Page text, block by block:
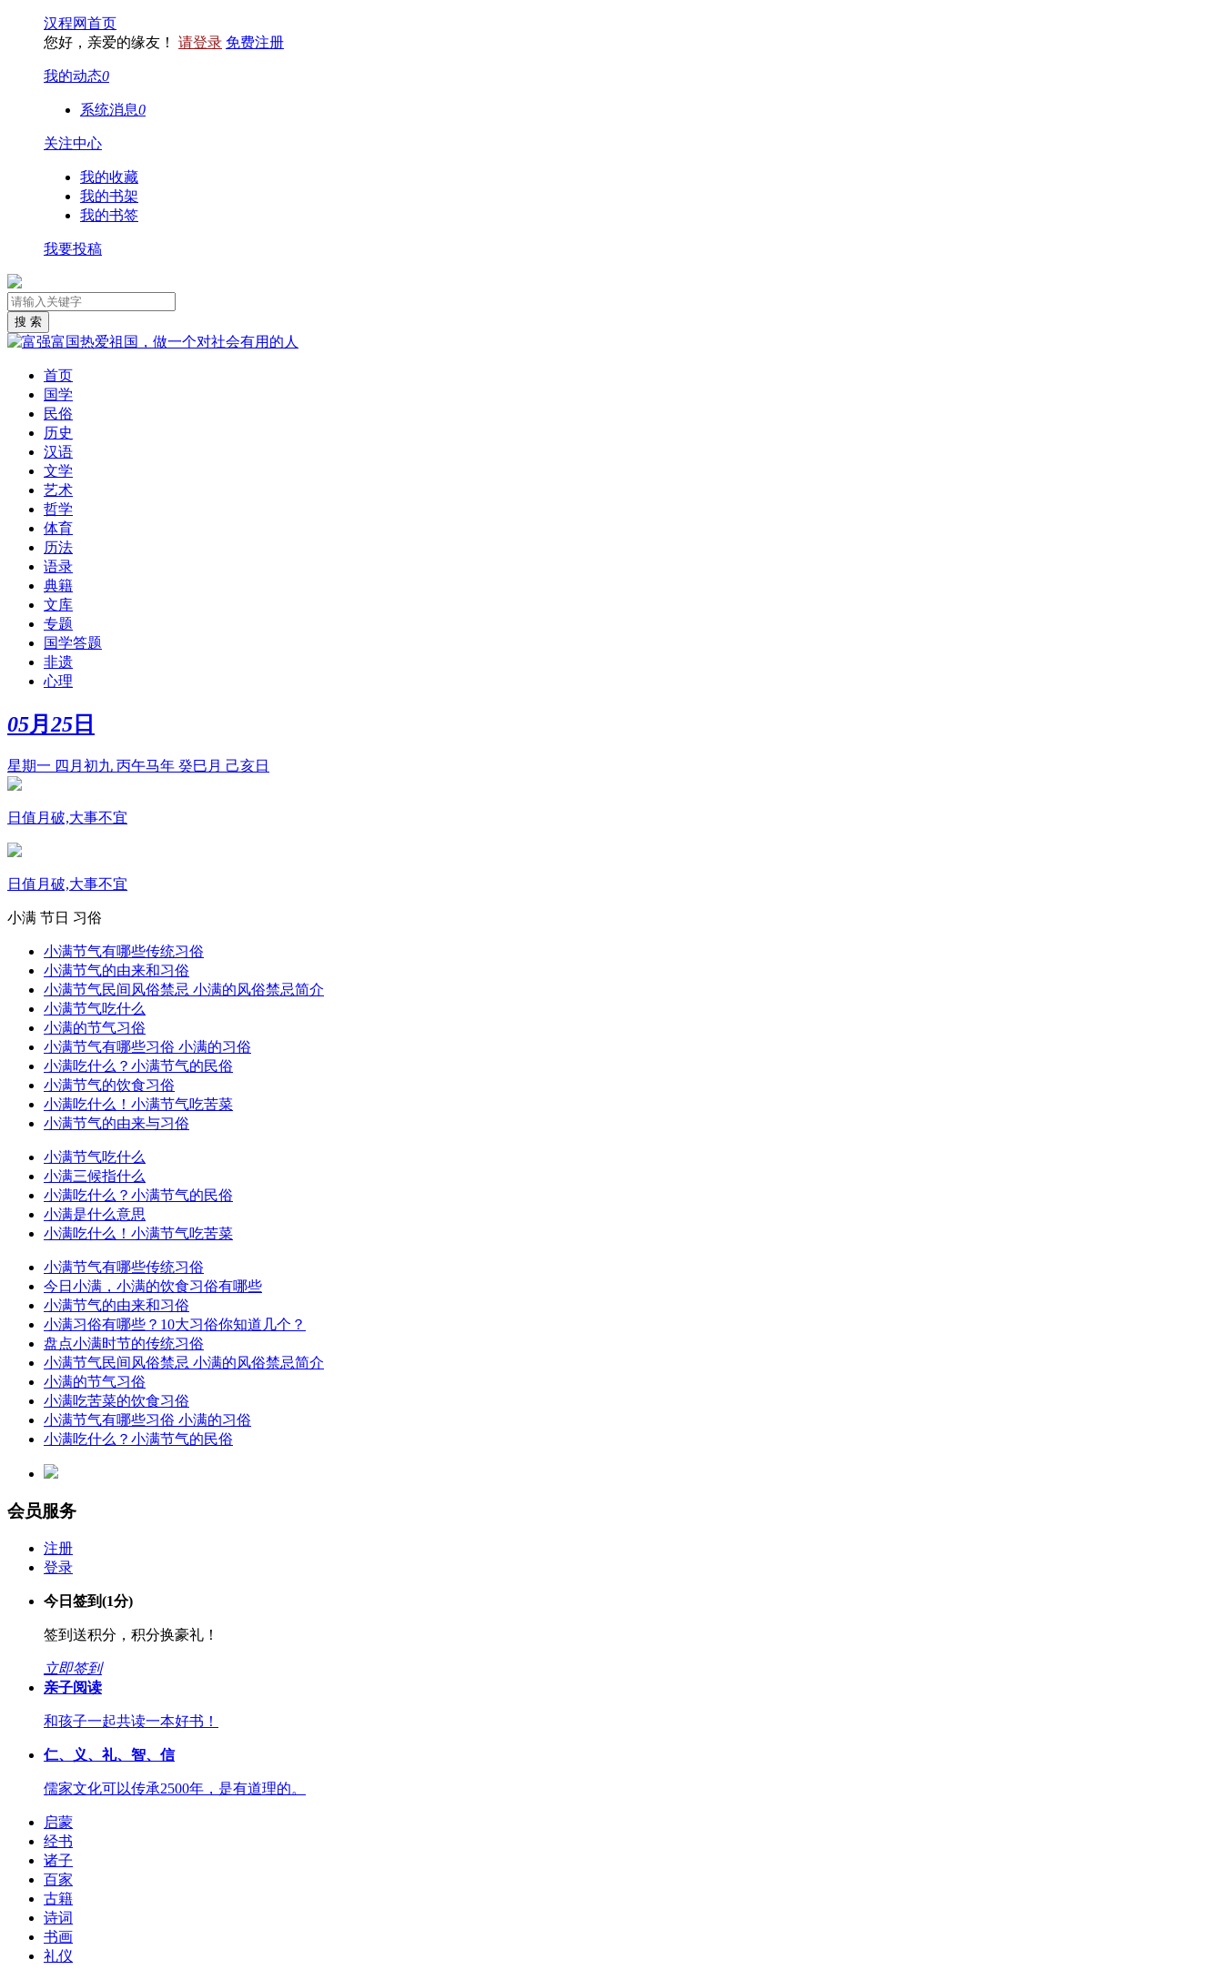
汉程网首页
您好，亲爱的缘友！ 请登录 免费注册
我的动态0
系统消息0
关注中心
我的收藏
我的书架
我的书签
我要投稿
首页
国学
民俗
历史
汉语
文学
艺术
哲学
体育
历法
语录
典籍
文库
专题
国学答题
非遗
心理
05月 25 日
星期一 四月初九 丙午马年 癸巳月 己亥日
日值月破,大事不宜
日值月破,大事不宜
小满 节日 习俗
小满节气有哪些传统习俗
小满节气的由来和习俗
小满节气民间风俗禁忌 小满的风俗禁忌简介
小满节气吃什么
小满的节气习俗
小满节气有哪些习俗 小满的习俗
小满吃什么？小满节气的民俗
小满节气的饮食习俗
小满吃什么！小满节气吃苦菜
小满节气的由来与习俗
小满节气吃什么
小满三候指什么
小满吃什么？小满节气的民俗
小满是什么意思
小满吃什么！小满节气吃苦菜
小满节气有哪些传统习俗
今日小满，小满的饮食习俗有哪些
小满节气的由来和习俗
小满习俗有哪些？10大习俗你知道几个？
盘点小满时节的传统习俗
小满节气民间风俗禁忌 小满的风俗禁忌简介
小满的节气习俗
小满吃苦菜的饮食习俗
小满节气有哪些习俗 小满的习俗
小满吃什么？小满节气的民俗
会员服务
注册
登录
今日签到(1分)
签到送积分，积分换豪礼！
立即签到
亲子阅读
和孩子一起共读一本好书！
仁、义、礼、智、信
儒家文化可以传承2500年，是有道理的。
启蒙
经书
诸子
百家
古籍
诗词
书画
礼仪